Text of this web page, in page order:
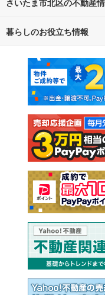
路線・駅から探す
通勤・通学時間から探す
さいたま市北区の不動産
不動産・住宅
新築マンション
新築一戸建て
注文住宅
売却査定
暮らしのお役立ち情報
マンションカタログ